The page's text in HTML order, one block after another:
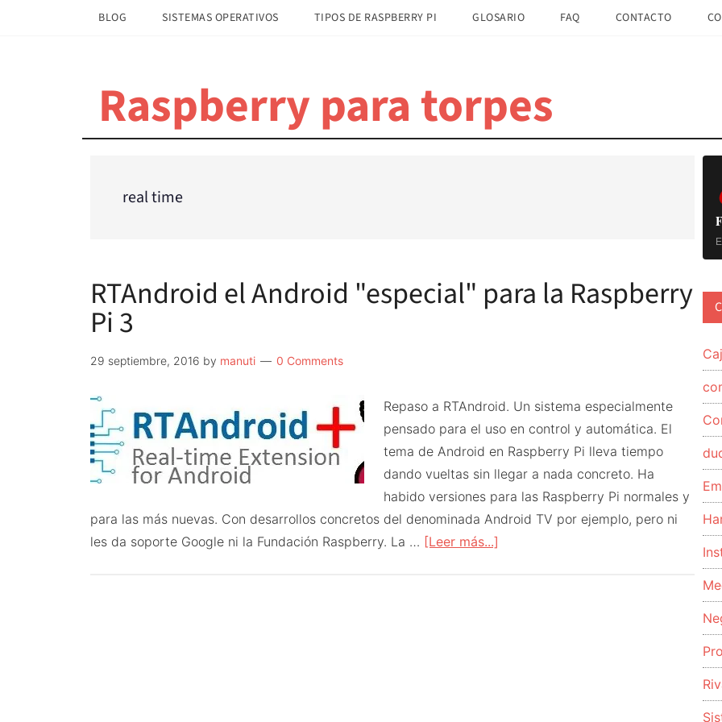
BLOG SISTEMAS OPERATIVOS TIPOS DE RASPBERRY PI GLOSARIO FAQ CONTACTO
Raspberry para torpes
real time
RTAndroid el Android "especial" para la Raspberry
Pi 3
29 septiembre, 2016 by manuti 0 Comments
Repaso a RTAndroid. Un sistema especialmente
pensado para el uso en control y automática. El
tema de Android en Raspberry Pi lleva tiempo
dando vueltas sin llegar a nada concreto. Ha
habido versiones para las Raspberry Pi normales y
para las más nuevas. Con desarrollos concretos del denominada Android TV por ejemplo, pero ni
les da soporte Google ni la Fundación Raspberry. La … [Leer más...]